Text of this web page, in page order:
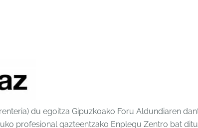
du egoitza Gipuzkoako Foru Aldundiaren
profesional gazteentzako Enplegu Zentro bat